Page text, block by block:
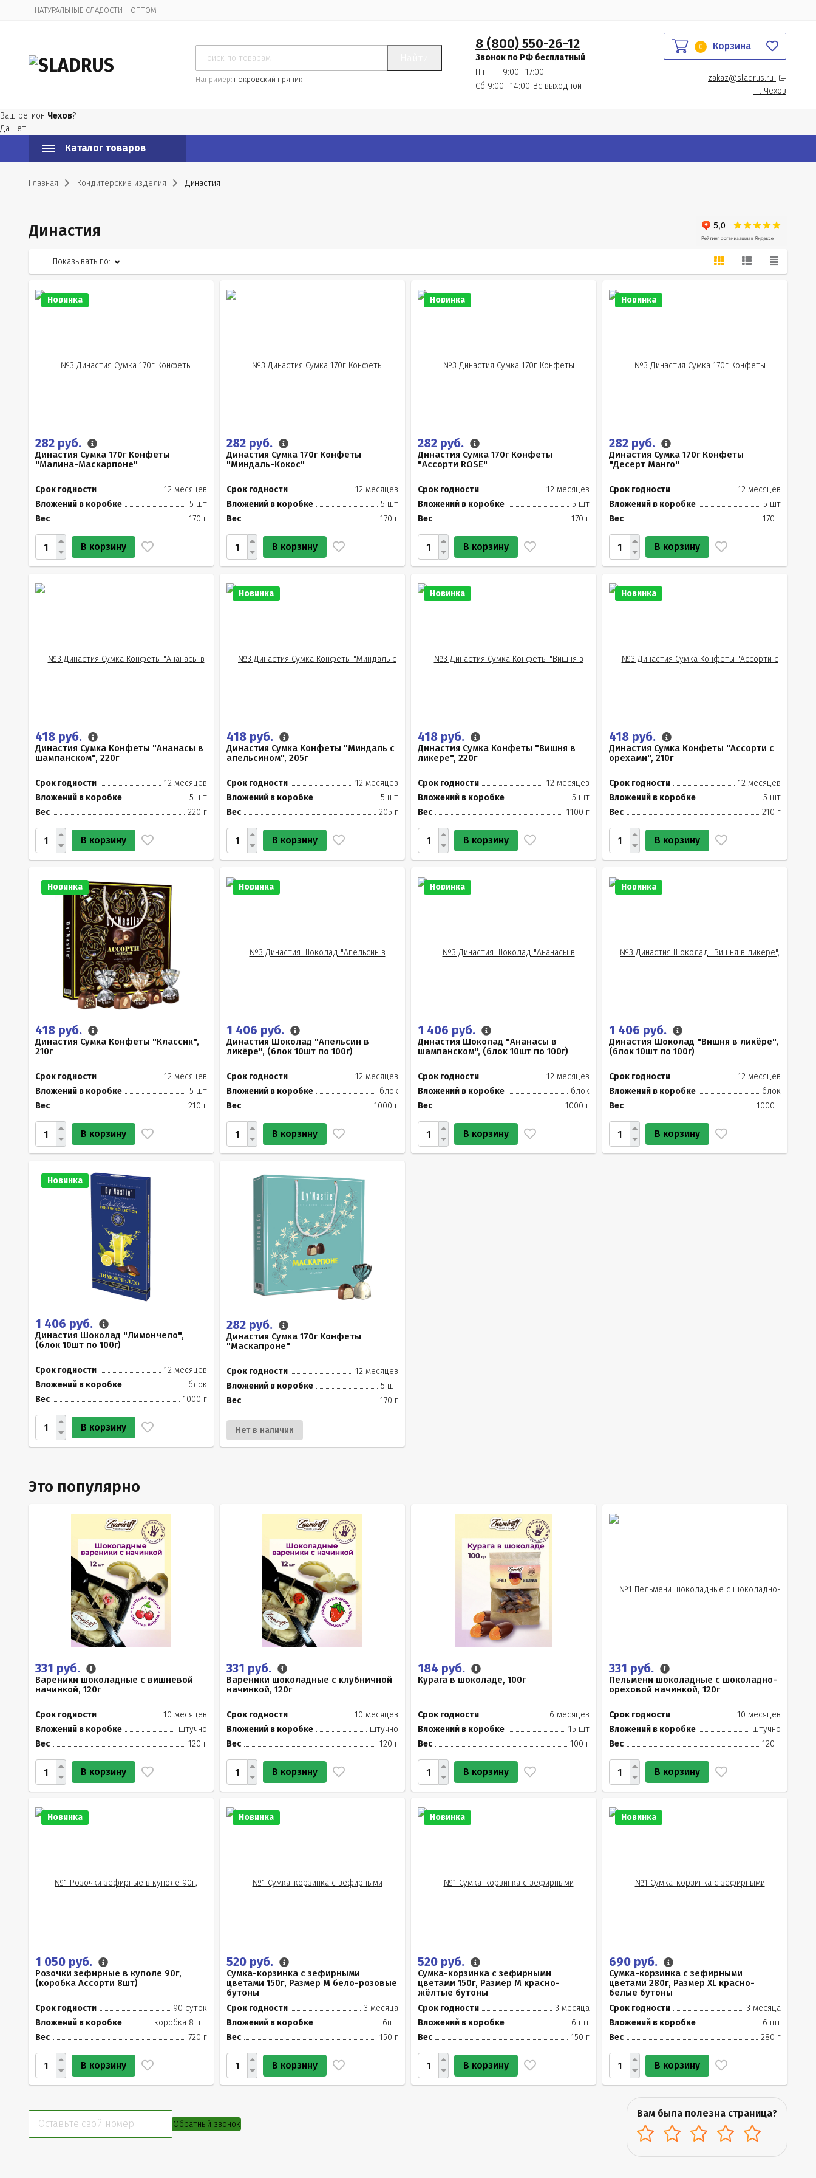
НАТУРАЛЬНЫЕ СЛАДОСТИ - ОПТОМ
Например: покровский пряник
8 (800) 550-26-12
Звонок по РФ бесплатный
Пн—Пт 9:00—17:00
Сб 9:00—14:00 Вс выходной
0 Корзина
zakaz@sladrus.ru
г. Чехов
Ваш регион Чехов?
Да Нет
Каталог товаров
Главная Кондитерские изделия Династия
Династия
Показывать по:
Новинка
282 руб.
Династия Сумка 170г Конфеты
"Малина-Маскарпоне"
Срок годности
12 месяцев
Вложений в коробке
5 шт
Вес
170 г
В корзину
282 руб.
Династия Сумка 170г Конфеты
"Миндаль-Кокос"
Срок годности
12 месяцев
Вложений в коробке
5 шт
Вес
170 г
В корзину
Новинка
282 руб.
Династия Сумка 170г Конфеты
"Ассорти ROSE"
Срок годности
12 месяцев
Вложений в коробке
5 шт
Вес
170 г
В корзину
Новинка
282 руб.
Династия Сумка 170г Конфеты
"Десерт Манго"
Срок годности
12 месяцев
Вложений в коробке
5 шт
Вес
170 г
В корзину
418 руб.
Династия Сумка Конфеты "Ананасы в
шампанском", 220г
Срок годности
12 месяцев
Вложений в коробке
5 шт
Вес
220 г
В корзину
Новинка
418 руб.
Династия Сумка Конфеты "Миндаль с
апельсином", 205г
Срок годности
12 месяцев
Вложений в коробке
5 шт
Вес
205 г
В корзину
Новинка
418 руб.
Династия Сумка Конфеты "Вишня в
ликере", 220г
Срок годности
12 месяцев
Вложений в коробке
5 шт
Вес
1100 г
В корзину
Новинка
418 руб.
Династия Сумка Конфеты "Ассорти с
орехами", 210г
Срок годности
12 месяцев
Вложений в коробке
5 шт
Вес
210 г
В корзину
Новинка
418 руб.
Династия Сумка Конфеты "Классик",
210г
Срок годности
12 месяцев
Вложений в коробке
5 шт
Вес
210 г
В корзину
Новинка
1 406 руб.
Династия Шоколад "Апельсин в
ликёре", (блок 10шт по 100г)
Срок годности
12 месяцев
Вложений в коробке
блок
Вес
1000 г
В корзину
Новинка
1 406 руб.
Династия Шоколад "Ананасы в
шампанском", (блок 10шт по 100г)
Срок годности
12 месяцев
Вложений в коробке
блок
Вес
1000 г
В корзину
Новинка
1 406 руб.
Династия Шоколад "Вишня в ликёре",
(блок 10шт по 100г)
Срок годности
12 месяцев
Вложений в коробке
блок
Вес
1000 г
В корзину
Новинка
1 406 руб.
Династия Шоколад "Лимончело",
(блок 10шт по 100г)
Срок годности
12 месяцев
Вложений в коробке
блок
Вес
1000 г
В корзину
282 руб.
Династия Сумка 170г Конфеты
"Маскапроне"
Срок годности
12 месяцев
Вложений в коробке
5 шт
Вес
170 г
Нет в наличии
Это популярно
331 руб.
Вареники шоколадные с вишневой
начинкой, 120г
Срок годности
10 месяцев
Вложений в коробке
штучно
Вес
120 г
В корзину
331 руб.
Вареники шоколадные с клубничной
начинкой, 120г
Срок годности
10 месяцев
Вложений в коробке
штучно
Вес
120 г
В корзину
184 руб.
Курага в шоколаде, 100г
Срок годности
6 месяцев
Вложений в коробке
15 шт
Вес
100 г
В корзину
331 руб.
Пельмени шоколадные с шоколадно-
ореховой начинкой, 120г
Срок годности
10 месяцев
Вложений в коробке
штучно
Вес
120 г
В корзину
Новинка
1 050 руб.
Розочки зефирные в куполе 90г,
(коробка Ассорти 8шт)
Срок годности
90 суток
Вложений в коробке
коробка 8 шт
Вес
720 г
В корзину
Новинка
520 руб.
Сумка-корзинка с зефирными
цветами 150г, Размер М бело-розовые
бутоны
Срок годности
3 месяца
Вложений в коробке
6шт
Вес
150 г
В корзину
Новинка
520 руб.
Сумка-корзинка с зефирными
цветами 150г, Размер М красно-
жёлтые бутоны
Срок годности
3 месяца
Вложений в коробке
6 шт
Вес
150 г
В корзину
Новинка
690 руб.
Сумка-корзинка с зефирными
цветами 280г, Размер XL красно-
белые бутоны
Срок годности
3 месяца
Вложений в коробке
6 шт
Вес
280 г
В корзину
Обратный звонок
Вам была полезна страница?